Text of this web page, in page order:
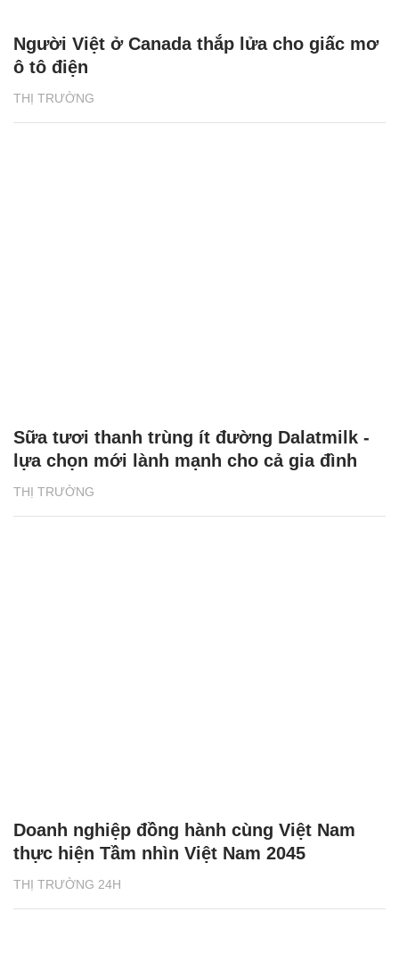
THỊ TRƯỜNG
Người Việt ở Canada thắp lửa cho giấc mơ
ô tô điện
THỊ TRƯỜNG
Sữa tươi thanh trùng ít đường Dalatmilk -
lựa chọn mới lành mạnh cho cả gia đình
THỊ TRƯỜNG 24H
Doanh nghiệp đồng hành cùng Việt Nam
thực hiện Tầm nhìn Việt Nam 2045